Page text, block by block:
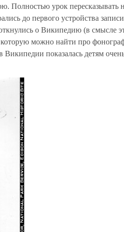
Полностью урок пересказывать
до первого устройства
о Википедию (в смысле
можно найти про
Википедии показалась детям